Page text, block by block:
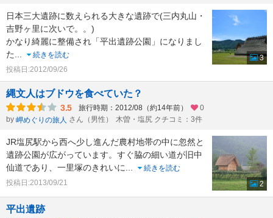
日本三大遺跡に数えられる大きな遺跡で(三内丸山・
吉野ヶ里に次いで。。)
かなり綺麗に整備され「平出遺跡公園」になりまし
た...
続きを読む
投稿日:2012/09/26
3
縄文人はブドウを食べていた？
3.5 旅行時期：2012/08（約14年前）
0
by 岬めぐりの旅人 さん（男性） 木曽・塩尻 クチコミ：3件
JR塩尻駅から西へ少し進んだ農村地帯の中に忽然と
遺跡公園が広がっています。すぐ脇の細い道が旧中
仙道であり、一里塚のきれいに...
続きを読む
投稿日:2013/09/21
2
平出遺跡